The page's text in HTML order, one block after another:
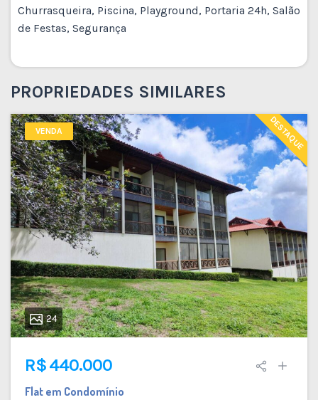
Churrasqueira, Piscina, Playground, Portaria 24h, Salão
de Festas, Segurança
PROPRIEDADES SIMILARES
VENDA DESTAQUE
24
R$ 440.000
Flat em Condomínio